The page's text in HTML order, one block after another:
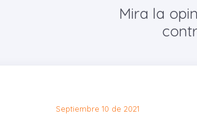
Mira la
Septiembre 10 de 2021